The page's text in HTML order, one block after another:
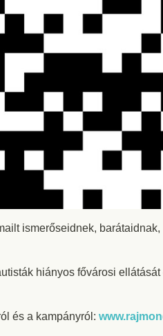
ismerőseidnek,
hiányos fővárosi
és a kampányról: